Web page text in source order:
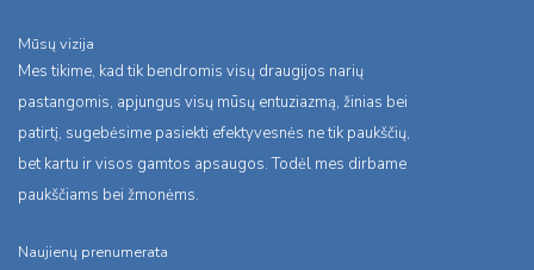
Mūsų vizija
Mes tikime, kad tik bendromis visų draugijos narių
pastangomis, apjungus visų mūsų entuziazmą, žinias bei
patirtį, sugebėsime pasiekti efektyvesnės ne tik paukščių,
bet kartu ir visos gamtos apsaugos. Todėl mes dirbame
paukščiams bei žmonėms.
Naujienų prenumerata